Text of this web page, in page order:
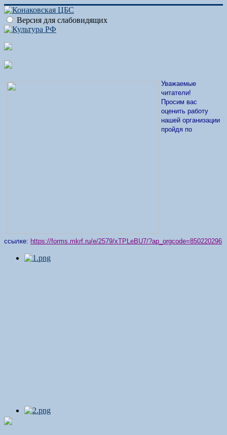
Версия для слабовидящих
Уважаемые
читатели!
Просим вас
оценить работу
нашей организации
пройдя по
ссылке: https://forms.mkrf.ru/e/2579/xTPLeBU7/?ap_orgcode=850220296